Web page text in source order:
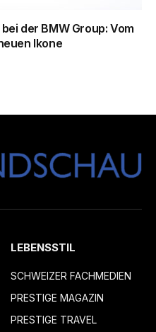
der BMW Group: Vom
Ikone
LEBENSSTIL
SCHWEIZER FACHMEDIEN
PRESTIGE MAGAZIN
PRESTIGE TRAVEL